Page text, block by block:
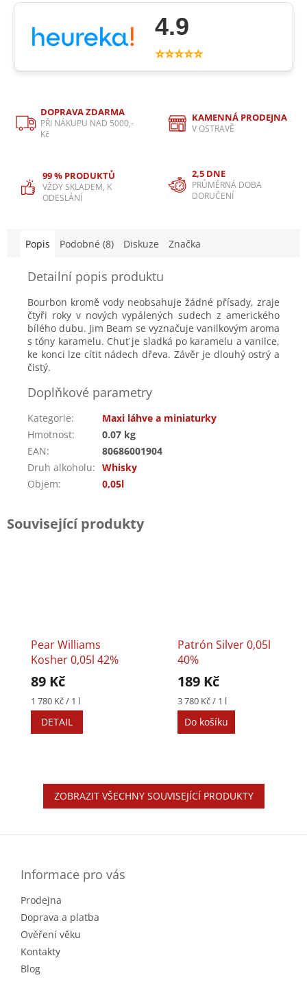
4.9
⭐⭐⭐⭐⭐
DOPRAVA ZDARMA
PŘI NÁKUPU NAD 5000,-
Kč
KAMENNÁ PRODEJNA
V OSTRAVĚ
99 % PRODUKTŮ
VŽDY SKLADEM, K
ODESLÁNÍ
2,5 DNE
PRŮMĚRNÁ DOBA
DORUČENÍ
Popis Podobné (8) Diskuze Značka
Detailní popis produktu
Bourbon kromě vody neobsahuje žádné přísady, zraje
čtyři roky v nových vypálených sudech z amerického
bílého dubu. Jim Beam se vyznačuje vanilkovým aroma
s tóny karamelu. Chuť je sladká po karamelu a vanilce,
ke konci lze cítit nádech dřeva. Závěr je dlouhý ostrý a
čistý.
Doplňkové parametry
Kategorie:
Maxi láhve a miniaturky
Hmotnost:
0.07 kg
EAN:
80686001904
Druh alkoholu: Whisky
Objem: 0,05l
Související produkty
Pear Williams
Kosher 0,05l 42%
89 Kč
Měrná
cena:
1 780 Kč / 1 l
DETAIL
Patrón Silver 0,05l
40%
189 Kč
Měrná
cena:
3 780 Kč / 1 l
Do košíku
ZOBRAZIT VŠECHNY SOUVISEJÍCÍ PRODUKTY
Informace pro vás
Prodejna
Doprava a platba
Ověření věku
Kontakty
Blog